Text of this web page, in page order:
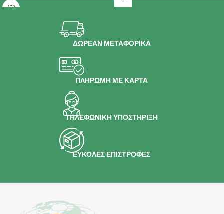
ΔΩΡΕΑΝ ΜΕΤΑΦΟΡΙΚΑ
ΠΛΗΡΩΜΗ ΜΕ ΚΑΡΤΑ
ΤΗΛΕΦΩΝΙΚΗ ΥΠΟΣΤΗΡΙΞΗ
ΕΥΚΟΛΕΣ ΕΠΙΣΤΡΟΦΕΣ